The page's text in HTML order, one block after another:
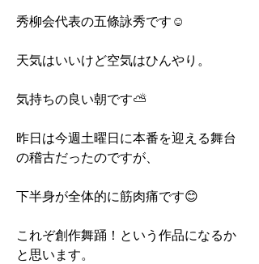
秀柳会代表の五條詠秀です☺️
天気はいいけど空気はひんやり。
気持ちの良い朝です⛅️
昨日は今週土曜日に本番を迎える舞台
の稽古だったのですが、
下半身が全体的に筋肉痛です😊
これぞ創作舞踊！という作品になるか
と思います。